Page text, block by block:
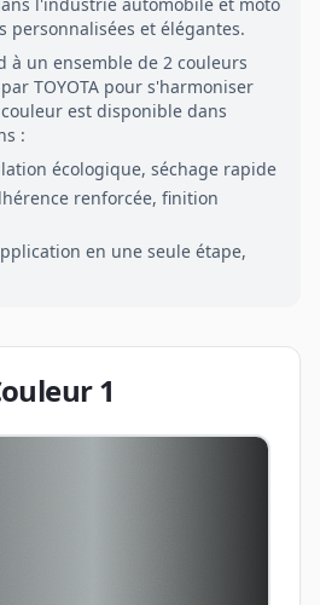
personnalisées et élégantes.
à un ensemble de 2 couleurs
TOYOTA pour s'harmoniser
est disponible dans
:
écologique, séchage rapide
renforcée, finition
en une seule étape,
1